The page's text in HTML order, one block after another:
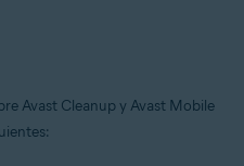
Avast Cleanup y Avast Mobile